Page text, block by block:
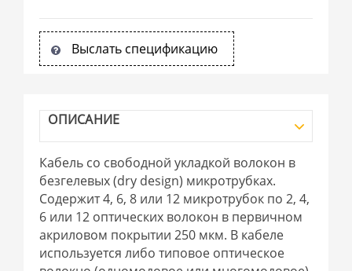
Выслать спецификацию
ОПИСАНИЕ
Кабель со свободной укладкой волокон в
безгелевых (dry design) микротрубках.
Содержит 4, 6, 8 или 12 микротрубок по 2, 4,
6 или 12 оптических волокон в первичном
акриловом покрытии 250 мкм. В кабеле
используется либо типовое оптическое